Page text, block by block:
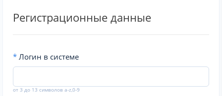
Регистрационные данные
* Логин в системе
от 3 до 13 символов a-z,0-9